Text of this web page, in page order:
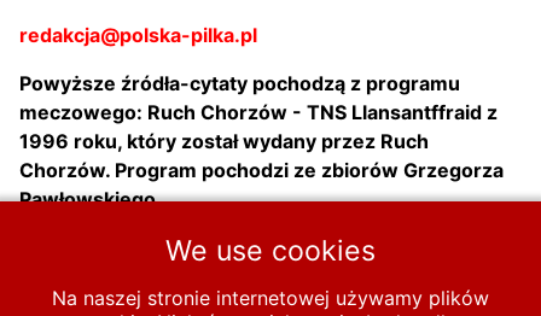
redakcja@polska-pilka.pl
Powyższe źródła-cytaty pochodzą z programu
meczowego: Ruch Chorzów - TNS Llansantffraid z
1996 roku, który został wydany przez Ruch
Chorzów. Program pochodzi ze zbiorów Grzegorza
Pawłowskiego
Poprzednia strona: Dinaburg FC - Zagłębie Lubin 1-0 (30-06-
We use cookies
Na naszej stronie internetowej używamy plików